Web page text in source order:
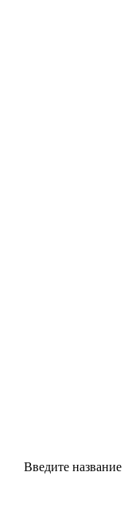
Введите название